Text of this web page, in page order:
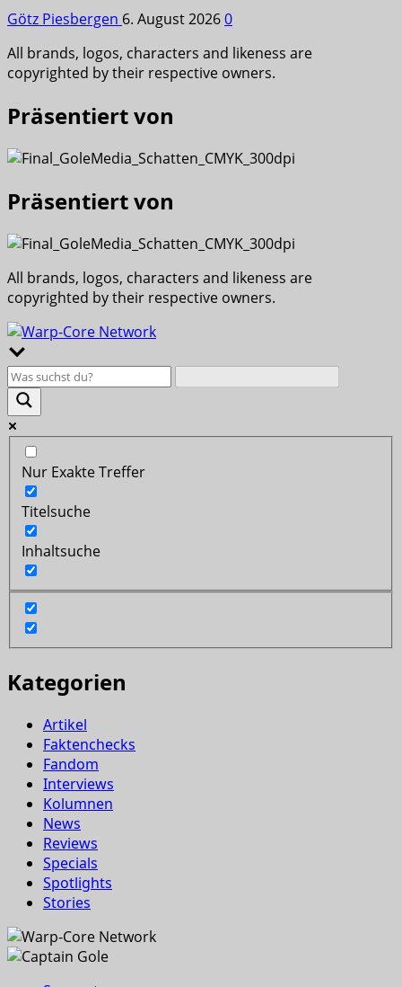
Götz Piesbergen 6. August 20260
All brands, logos, characters and likeness are
copyrighted by their respective owners.
Präsentiert von
Präsentiert von
All brands, logos, characters and likeness are
copyrighted by their respective owners.
Nur Exakte Treffer
Titelsuche
Inhaltsuche
Kategorien
Artikel
Faktenchecks
Fandom
Interviews
Kolumnen
News
Reviews
Specials
Spotlights
Stories